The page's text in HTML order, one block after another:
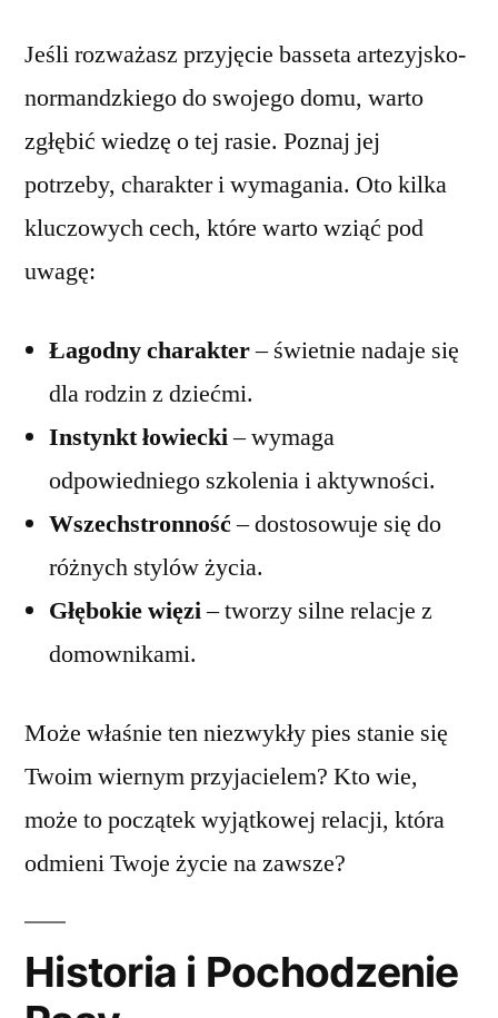
Jeśli rozważasz przyjęcie basseta artezyjsko-
normandzkiego do swojego domu, warto
zgłębić wiedzę o tej rasie. Poznaj jej
potrzeby, charakter i wymagania. Oto kilka
kluczowych cech, które warto wziąć pod
uwagę:
Łagodny charakter– świetnie nadaje się
dla rodzin z dziećmi.
Instynkt łowiecki– wymaga
odpowiedniego szkolenia i aktywności.
Wszechstronność– dostosowuje się do
różnych stylów życia.
Głębokie więzi– tworzy silne relacje z
domownikami.
Może właśnie ten niezwykły pies stanie się
Twoim wiernym przyjacielem? Kto wie,
może to początek wyjątkowej relacji, która
odmieni Twoje życie na zawsze?
Historia i Pochodzenie